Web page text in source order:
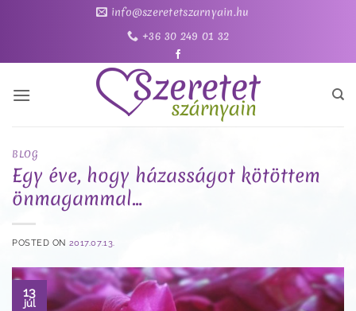
info@szeretetszarnyain.hu
+36 30 249 01 32
BLOG
Egy éve, hogy házasságot kötöttem
önmagammal…
POSTED ON 2017.07.13.
13
júl